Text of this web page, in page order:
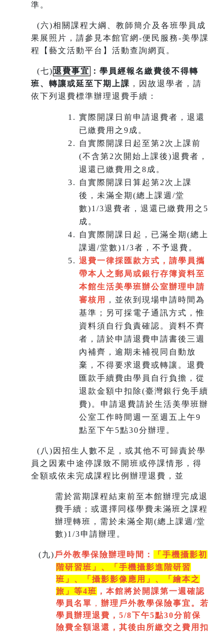
準。
(六)相關課程大綱、教師簡介及各班學員成
果展照片，請參見本館官網-便民服務-美學課
程【藝文活動平台】活動查詢網頁。
(七)退費事宜
：學員經報名繳費後不得轉
班、 轉讓或延至下期上課 ，因故退學者，請
依下列退費標準辦理退費手續：
實際開課日前申請退費者，退還
已繳費用之9成。
自實際開課日起至第2次上課前
(不含第2次開始上課後)退費者，
退還已繳費用之8成。
自實際開課日算起第2次上課
後，未滿全期(總上課週/堂
數)1/3退費者，退還已繳費用之5
成。
自實際開課日起，已滿全期(總上
課週/堂數)1/3者，不予退費。
退費一律採匯款方式，請學員攜
帶本人之郵局或銀行存簿資料至
本館生活美學班辦公室辦理申請
審核用
，並依到現場申請時間為
基準；另可採電子通訊方式，惟
資料須自行負責確認。資料不齊
者，請於申請退費申請書後三週
內補齊，逾期未補視同自動放
棄，不得要求退費或轉讓。退費
匯款手續費由學員自行負擔，從
退款金額中扣除(臺灣銀行免手續
費)。申請退費請於生活美學班辦
公室工作時間週一至週五上午9
點至下午5點30分辦理。
( 八)因招生人數不足，或其他不可歸責於學
員之因素中途停課致不開班或停課情形，得
全額或依未完成課程比例辦理退費，並
需於當期課程結束前至本館辦理完成退
費手續；或選擇同樣學費未滿班之課程
辦理轉班，需於未滿全期(總上課週/堂
數)1/3申請辦理。
(九)戶外教學保險辦理時間：
「手機攝影初
階研習班」、「手機攝影進階研習
班」、「 攝影影像應用」、「繪本之
旅」等4班 ，本館將於開課第一週確認
學員名單 ， 辦理戶外教學保險事宜。若
學員辦理退費，5/8下午5點30分前保
險費全額退還，其後由所繳交之費用扣